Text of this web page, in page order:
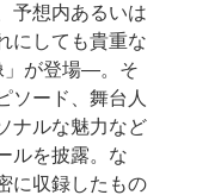
予想内あるいは
にしても貴重な
」が登場―。そ
ソード、舞台人
ナルな魅力など
ルを披露。な
に収録したもの